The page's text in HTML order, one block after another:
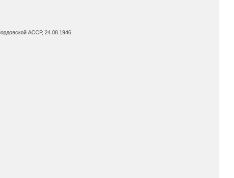
АССР, 24.08.1946